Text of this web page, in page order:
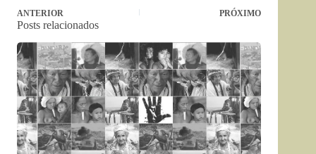
ANTERIOR PRÓXIMO
Posts relacionados